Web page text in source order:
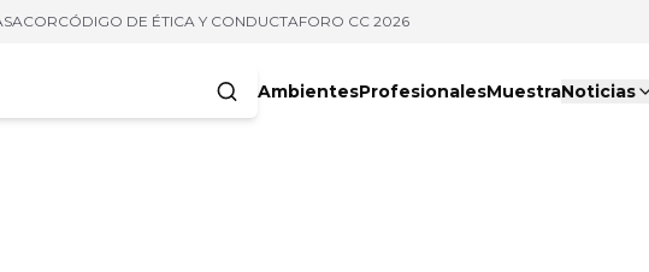
CÓDIGO DE ÉTICA Y CONDUCTAFORO CC 2026
AmbientesProfesionalesMuestraNoticias